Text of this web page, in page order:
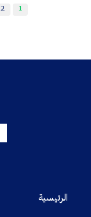
1
2
الرئيسية